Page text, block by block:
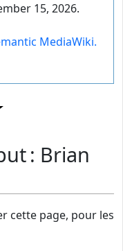
15, 2026.
MediaWiki.
: Brian
cette page, pour les